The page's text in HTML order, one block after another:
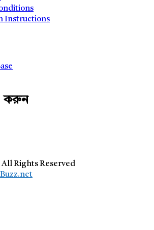
Instructions
করুন
Rights Reserved